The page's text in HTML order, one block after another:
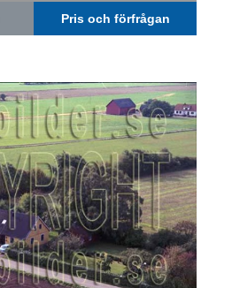
Pris och förfrågan